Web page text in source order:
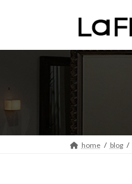
ン
ス
プ
ー
ン
動
home blog